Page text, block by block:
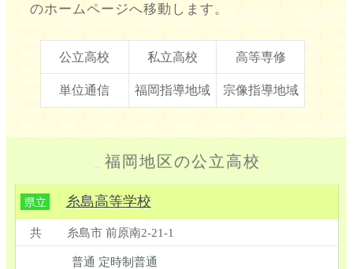
のホームページへ移動します。
公立高校 私立高校 高等専修
単位通信 福岡指導地域 宗像指導地域
福岡地区の公立高校
県立 糸島高等学校
共 糸島市 前原南2-21-1
普通 定時制普通